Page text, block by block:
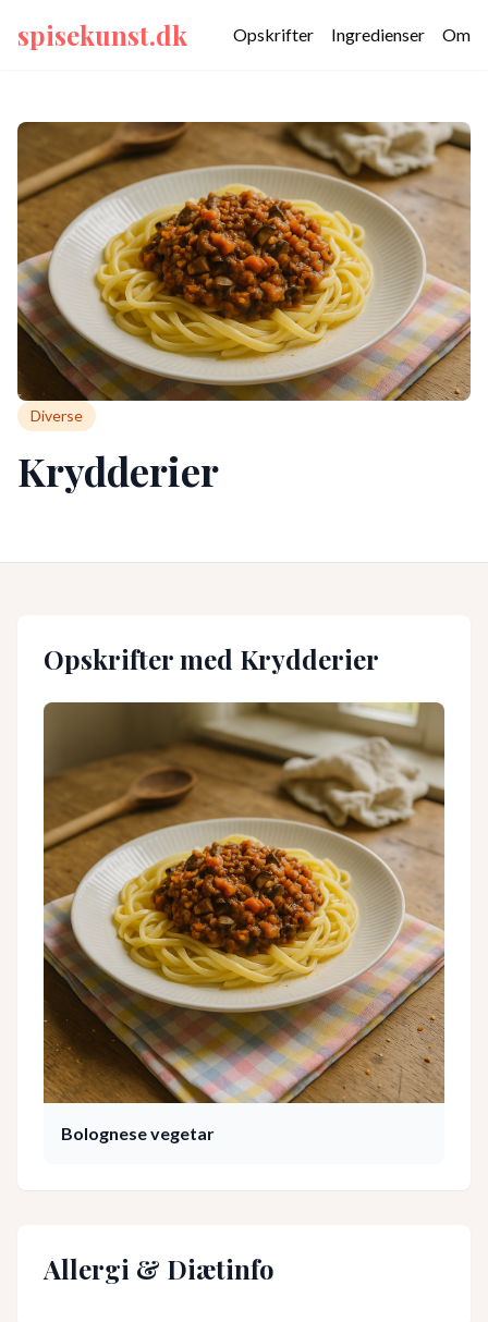
spisekunst.dk Opskrifter Ingredienser Om
Diverse
Krydderier
Opskrifter med Krydderier
Bolognese vegetar
Allergi & Diætinfo